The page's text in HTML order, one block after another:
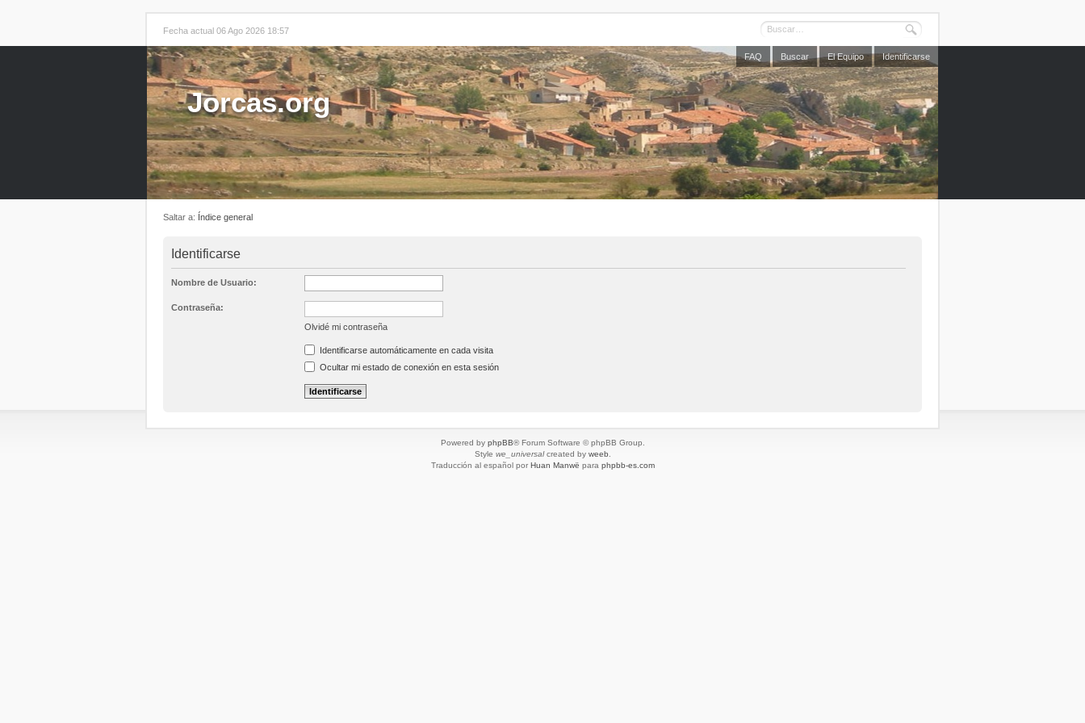
Fecha actual 06 Ago 2026 18:57
FAQ Buscar El Equipo Identificarse
Jorcas.org
Saltar a: Índice general
Identificarse
Nombre de Usuario:
Contraseña:
Olvidé mi contraseña
Identificarse automáticamente en cada visita
Ocultar mi estado de conexión en esta sesión
Powered by phpBB® Forum Software © phpBB Group.
Style we_universalcreated by weeb
Traducción al español por Huan Manwë para phpbb-es.com